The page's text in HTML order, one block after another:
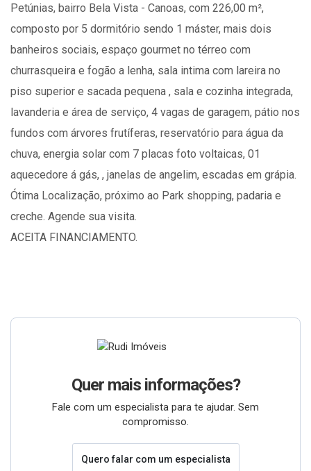
Petúnias, bairro Bela Vista - Canoas, com 226,00 m²,
composto por 5 dormitório sendo 1 máster, mais dois
banheiros sociais, espaço gourmet no térreo com
churrasqueira e fogão a lenha, sala intima com lareira no
piso superior e sacada pequena , sala e cozinha integrada,
lavanderia e área de serviço, 4 vagas de garagem, pátio nos
fundos com árvores frutíferas, reservatório para água da
chuva, energia solar com 7 placas foto voltaicas, 01
aquecedore á gás, , janelas de angelim, escadas em grápia.
Ótima Localização, próximo ao Park shopping, padaria e
creche. Agende sua visita.
ACEITA FINANCIAMENTO.
Quer mais informações?
Fale com um especialista para te ajudar. Sem
compromisso.
Quero falar com um especialista